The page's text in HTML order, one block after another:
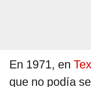
En 1971, en
que no podía